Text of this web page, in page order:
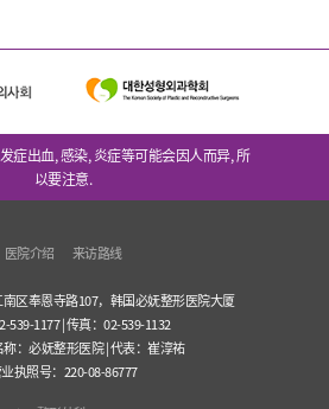
症出血, 感染, 炎症等可能会因人而异, 所
以要注意.
医院介绍 来访路线
区奉恩寺路107，韩国必妩整形医院大厦
539-1177 | 传真：02-539-1132
：必妩整形医院 | 代表：崔淳祐
执照号：220-08-86777